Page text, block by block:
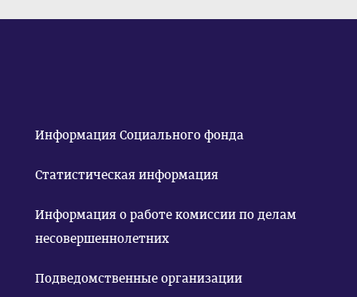
Информация Социального фонда
Статистическая информация
Информация о работе комиссии по делам
несовершеннолетних
Подведомственные организации